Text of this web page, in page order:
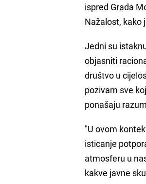
ispred Grada
Nažalost, kako
Jedni su
objasniti
društvo u
pozivam sve
ponašaju
"U ovom
isticanje
atmosferu u
kakve javne